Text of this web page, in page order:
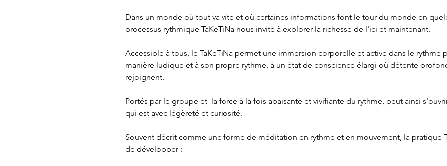
Dans un monde où tout va vite et où certaines informations font le tour du monde en
processus rythmique TaKeTiNa nous invite à explorer la richesse de l'ici et maintenant.
Accessible à tous, le TaKeTiNa permet une immersion corporelle et active dans le rythme
manière ludique et à son propre rythme, à un état de conscience élargi où détente
rejoignent.
Portés par le groupe et  la force à la fois apaisante et vivifiante du rythme, peut ainsi
qui est avec légèreté et curiosité.
Souvent décrit comme une forme de méditation en rythme et en mouvement, la pratique
de développer :